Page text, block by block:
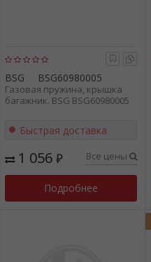
BSG BSG60980005
Газовая пружина, крышка
багажник. BSG BSG60980005
Быстрая доставка
1 056 ₽ Все цены
Подробнее